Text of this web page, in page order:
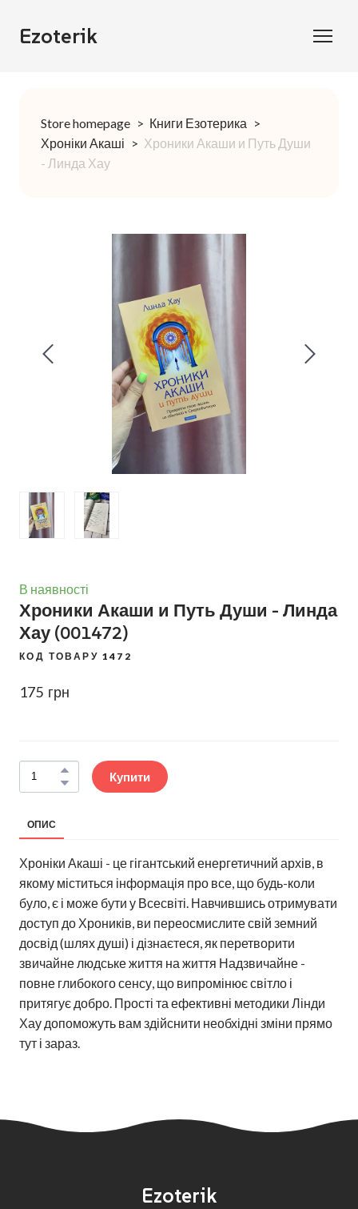
Ezoterik
Store homepage
Книги Езотерика
Хроніки Акаші
Хроники Акаши и Путь Души
- Линда Хау
В наявності
Хроники Акаши и Путь Души - Линда
Хау (001472)
КОД ТОВАРУ 1472
175  грн
Купити
ОПИС
Хроніки Акаші - це гігантський енергетичний архів, в
якому міститься інформація про все, що будь-коли
було, є і може бути у Всесвіті. Навчившись отримувати
доступ до Хроників, ви переосмислите свій земний
досвід (шлях душі) і дізнаєтеся, як перетворити
звичайне людське життя на життя Надзвичайне -
повне глибокого сенсу, що випромінює світло і
притягує добро. Прості та ефективні методики Лінди
Хау допоможуть вам здійснити необхідні зміни прямо
тут і зараз.
Ezoterik